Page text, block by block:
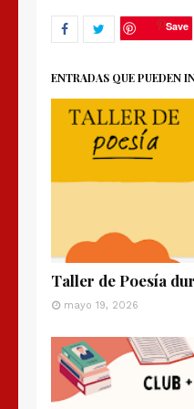
Save
ENTRADAS QUE PUEDEN
Taller de Poesía
mayo 19, 2026